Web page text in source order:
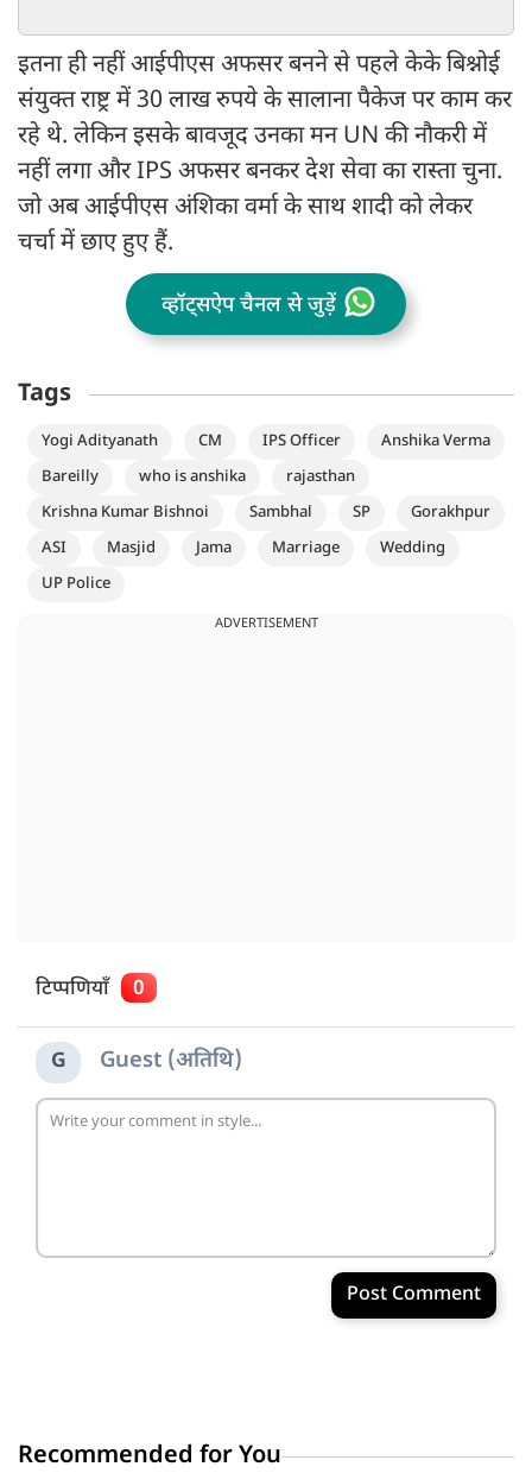
इतना ही नहीं आईपीएस अफसर बनने से पहले केके बिश्नोई
संयुक्त राष्ट्र में 30 लाख रुपये के सालाना पैकेज पर काम कर
रहे थे. लेकिन इसके बावजूद उनका मन UN की नौकरी में
नहीं लगा और IPS अफसर बनकर देश सेवा का रास्ता चुना.
जो अब आईपीएस अंशिका वर्मा के साथ शादी को लेकर
चर्चा में छाए हुए हैं.
व्हॉट्सऐप चैनल से जुड़ें
Tags
Yogi Adityanath CM IPS Officer
Anshika Verma
Bareilly
who is anshika
rajasthan
Krishna Kumar Bishnoi
Sambhal SP
Gorakhpur
ASI
Masjid Jama Marriage
Wedding
UP Police
ADVERTISEMENT
टिप्पणियाँ 0
G Guest (अतिथि)
Post Comment
Recommended for You